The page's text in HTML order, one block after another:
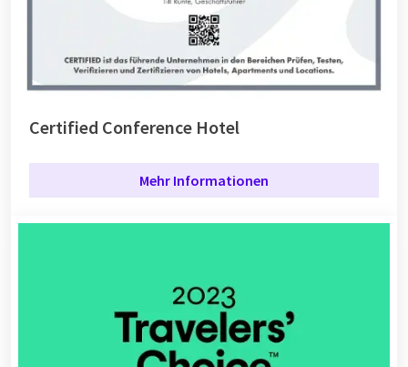
Certified Conference Hotel
Mehr Informationen